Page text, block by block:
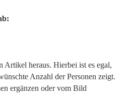
Artikel heraus. Hierbei ist es egal,
Anzahl der Personen zeigt.
ergänzen oder vom Bild